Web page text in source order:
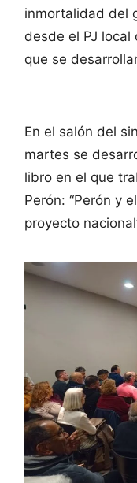
inmortalidad del
desde el PJ
que se
En el salón del
martes se
libro en el que
Perón: “Perón y
proyecto